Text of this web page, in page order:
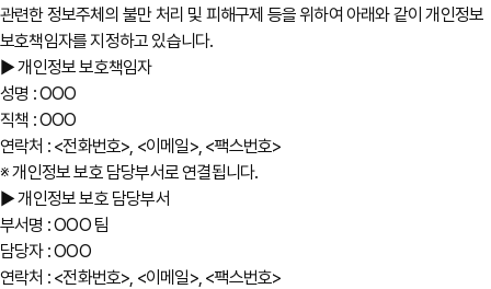
관련한 정보주체의 불만 처리 및 피해구제 등을 위하여 아래와 같이 개인정보
보호책임자를 지정하고 있습니다.
▶ 개인정보 보호책임자
성명 : OOO
직책 : OOO
연락처 : <전화번호>, <이메일>, <팩스번호>
※ 개인정보 보호 담당부서로 연결됩니다.
▶ 개인정보 보호 담당부서
부서명 : OOO 팀
담당자 : OOO
연락처 : <전화번호>, <이메일>, <팩스번호>